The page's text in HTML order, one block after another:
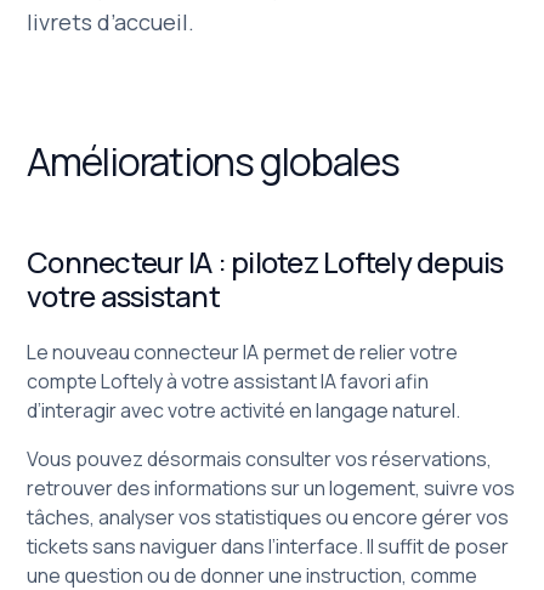
livrets d’accueil.
Améliorations globales
Connecteur IA : pilotez Loftely depuis
votre assistant
Le nouveau connecteur IA permet de relier votre
compte Loftely à votre assistant IA favori afin
d’interagir avec votre activité en langage naturel.
Vous pouvez désormais consulter vos réservations,
retrouver des informations sur un logement, suivre vos
tâches, analyser vos statistiques ou encore gérer vos
tickets sans naviguer dans l’interface. Il suffit de poser
une question ou de donner une instruction, comme